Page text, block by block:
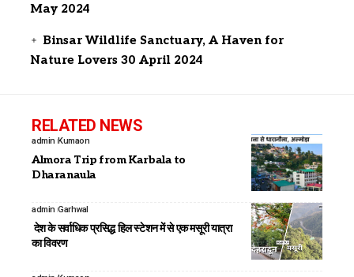
May 2024
Binsar Wildlife Sanctuary, A Haven for
Nature Lovers 30 April 2024
RELATED NEWS
admin Kumaon
Almora Trip from Karbala to
Dharanaula
admin Garhwal
देश के सर्वाधिक प्रसिद्ध हिल स्टेशन में से एक मसूरी यात्रा
का विवरण